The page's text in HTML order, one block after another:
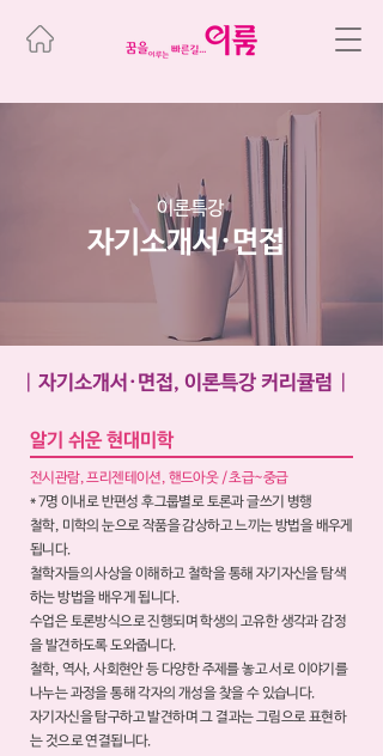
이론특강
자기소개서·면접
자기소개서·면접, 이론특강 커리큘럼
알기 쉬운 현대미학
전시관람, 프리젠테이션, 핸드아웃 / 초급~중급
* 7명 이내로 반편성 후그룹별로 토론과 글쓰기 병행
철학, 미학의 눈으로 작품을 감상하고 느끼는 방법을 배우게
됩니다.
철학자들의 사상을 이해하고 철학을 통해 자기자신을 탐색
하는 방법을 배우게 됩니다.
수업은 토론방식으로 진행되며 학생의 고유한 생각과 감정
을 발견하도록 도와줍니다.
철학, 역사, 사회현안 등 다양한 주제를 놓고 서로 이야기를
나누는 과정을 통해 각자의 개성을 찾을 수 있습니다.
자기자신을 탐구하고 발견하며 그 결과는 그림으로 표현하
는 것으로 연결됩니다.